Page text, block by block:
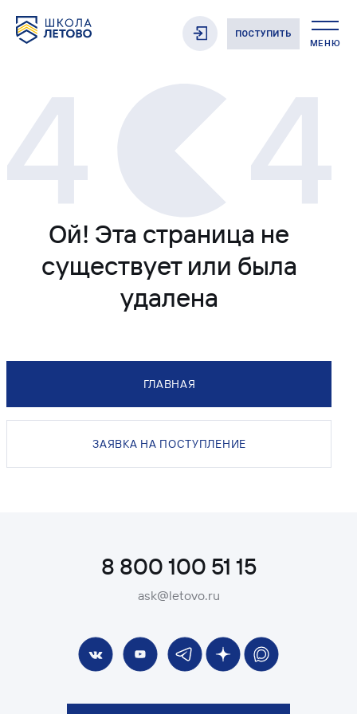
ПОСТУПИТЬ
МЕНЮ
Ой! Эта страница не
существует или была
удалена
ГЛАВНАЯ
ЗАЯВКА НА ПОСТУПЛЕНИЕ
8 800 100 51 15
ask@letovo.ru